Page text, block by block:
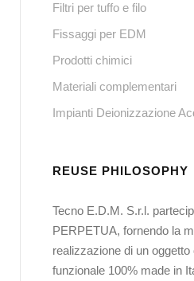
Filtri per tuffo e filo
Fissaggi per EDM
Prodotti chimici
Materiali complementari
Impianti Deionizzazione
REUSE PHILOSOPHY
Tecno E.D.M. S.r.l.
PERPETUA, fornendo la
realizzazione di un
funzionale 100% made in